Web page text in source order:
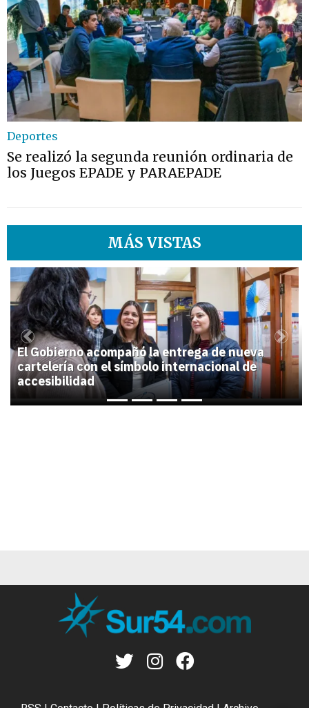
Deportes
Se realizó la segunda reunión ordinaria de
los Juegos EPADE y PARAEPADE
MÁS VISTAS
1
El Gobierno acompañó la entrega de nueva
cartelería con el símbolo internacional de
accesibilidad
Previous Next